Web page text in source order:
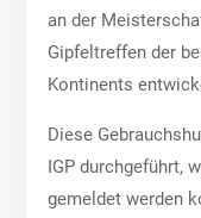
an der
Gipfeltreffen der
Kontinents
Diese
IGP durchgeführt,
gemeldet werden